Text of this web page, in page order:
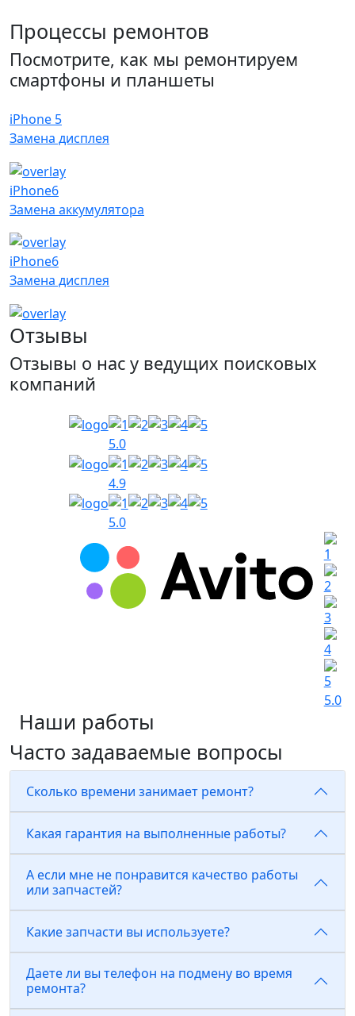
Процессы ремонтов
Посмотрите, как мы ремонтируем
смартфоны и планшеты
iPhone 5
Замена дисплея
iPhone6
Замена аккумулятора
iPhone6
Замена дисплея
Отзывы
Отзывы о нас у ведущих поисковых
компаний
5.0
4.9
5.0
5.0
Наши работы
Часто задаваемые вопросы
Сколько времени занимает ремонт?
Какая гарантия на выполненные работы?
А если мне не понравится качество работы
или запчастей?
Какие запчасти вы используете?
Даете ли вы телефон на подмену во время
ремонта?